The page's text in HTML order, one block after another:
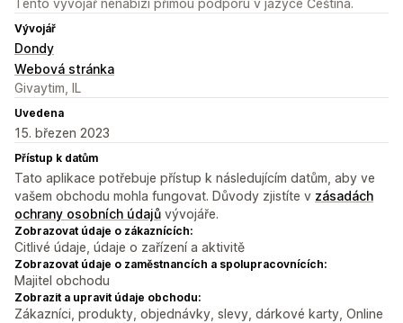
Tento vývojář nenabízí přímou podporu v jazyce Čeština.
Vývojář
Dondy
Webová stránka
Givaytim, IL
Uvedena
15. březen 2023
Přístup k datům
Tato aplikace potřebuje přístup k následujícím datům, aby ve
vašem obchodu mohla fungovat. Důvody zjistíte v zásadách
ochrany osobních údajů vývojáře.
Zobrazovat údaje o zákaznících:
Citlivé údaje, údaje o zařízení a aktivitě
Zobrazovat údaje o zaměstnancích a spolupracovnících:
Majitel obchodu
Zobrazit a upravit údaje obchodu:
Zákazníci, produkty, objednávky, slevy, dárkové karty, Online